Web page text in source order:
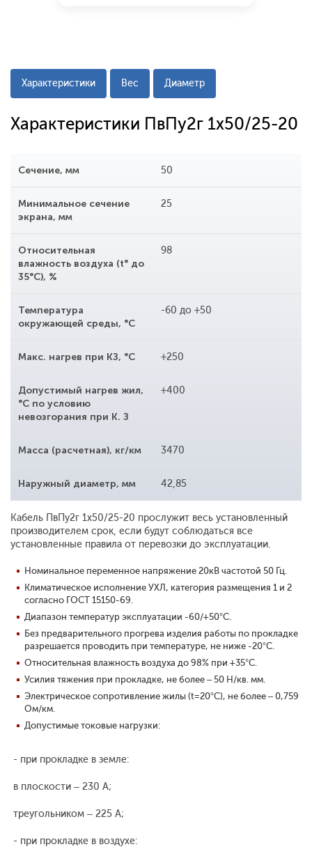
Характеристики Вес Диаметр
Характеристики ПвПу2г 1x50/25-20
Сечение, мм 50
Минимальное сечение
экрана, мм
25
Относительная
влажность воздуха (t° до
35°С), %
98
Температура
окружающей среды, °С
-60 до +50
Макс. нагрев при КЗ, °С +250
Допустимый нагрев жил,
°С по условию
невозгорания при К. З
+400
Масса (расчетная), кг/км 3470
Наружный диаметр, мм 42,85
Кабель ПвПу2г 1x50/25-20 прослужит весь установленный
производителем срок, если будут соблюдаться все
установленные правила от перевозки до эксплуатации.
Номинальное переменное напряжение 20кВ частотой 50 Гц.
Климатическое исполнение УХЛ, категория размещения 1 и 2
согласно ГОСТ 15150-69.
Диапазон температур эксплуатации -60/+50°С.
Без предварительного прогрева изделия работы по прокладке
разрешается проводить при температуре, не ниже -20°С.
Относительная влажность воздуха до 98% при +35°С.
Усилия тяжения при прокладке, не более – 50 Н/кв. мм.
Электрическое сопротивление жилы (t=20°С), не более – 0,759
Ом/км.
Допустимые токовые нагрузки:
- при прокладке в земле:
в плоскости – 230 А;
треугольником – 225 А;
- при прокладке в воздухе: